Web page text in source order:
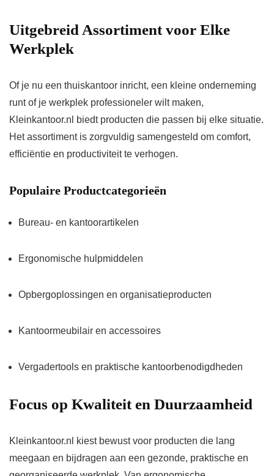
Uitgebreid Assortiment voor Elke
Werkplek
Of je nu een thuiskantoor inricht, een kleine onderneming
runt of je werkplek professioneler wilt maken,
Kleinkantoor.nl biedt producten die passen bij elke situatie.
Het assortiment is zorgvuldig samengesteld om comfort,
efficiëntie en productiviteit te verhogen.
Populaire Productcategorieën
Bureau- en kantoorartikelen
Ergonomische hulpmiddelen
Opbergoplossingen en organisatieproducten
Kantoormeubilair en accessoires
Vergadertools en praktische kantoorbenodigdheden
Focus op Kwaliteit en Duurzaamheid
Kleinkantoor.nl kiest bewust voor producten die lang
meegaan en bijdragen aan een gezonde, praktische en